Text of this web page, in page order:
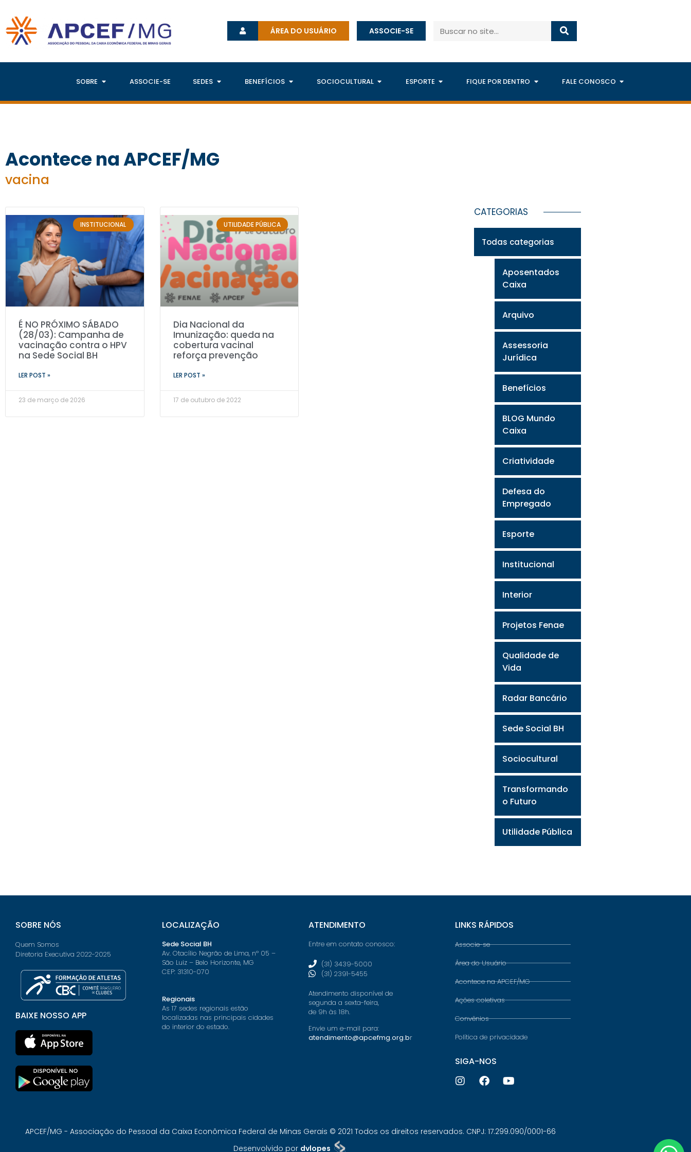
ÁREA DO USUÁRIO ASSOCIE-SE
SOBRE ASSOCIE-SE SEDES BENEFÍCIOS SOCIOCULTURAL ESPORTE FIQUE POR DENTRO FALE CONOSCO
Acontece na APCEF/MG
vacina
INSTITUCIONAL
É NO PRÓXIMO SÁBADO
(28/03): Campanha de
vacinação contra o HPV
na Sede Social BH
LER POST »
23 de março de 2026
UTILIDADE PÚBLICA
Dia Nacional da
Imunização: queda na
cobertura vacinal
reforça prevenção
LER POST »
17 de outubro de 2022
CATEGORIAS
Todas categorias
Aposentados
Caixa
Arquivo
Assessoria
Jurídica
Benefícios
BLOG Mundo
Caixa
Criatividade
Defesa do
Empregado
Esporte
Institucional
Interior
Projetos Fenae
Qualidade de
Vida
Radar Bancário
Sede Social BH
Sociocultural
Transformando
o Futuro
Utilidade Pública
SOBRE NÓS
Quem Somos
Diretoria Executiva 2022-2025
BAIXE NOSSO APP
LOCALIZAÇÃO
Sede Social BH
Av. Otacílio Negrão de Lima, nº 05 –
São Luiz – Belo Horizonte, MG
CEP: 31310-070
Regionais
As 17 sedes regionais estão
localizadas nas principais cidades
do interior do estado.
ATENDIMENTO
Entre em contato conosco:
(31) 3439-5000
(31) 2391-5455
Atendimento disponível de
segunda a sexta-feira,
de 9h às 18h.
Envie um e-mail para:
atendimento@apcefmg.org.br
LINKS RÁPIDOS
Associe-se
Área do Usuário
Acontece na APCEF/MG
Ações coletivas
Convênios
Política de privacidade
SIGA-NOS
APCEF/MG - Associação do Pessoal da Caixa Econômica Federal de Minas Gerais © 2021 Todos os direitos reservados. CNPJ: 17.299.090/0001-66
Desenvolvido por dvlopes